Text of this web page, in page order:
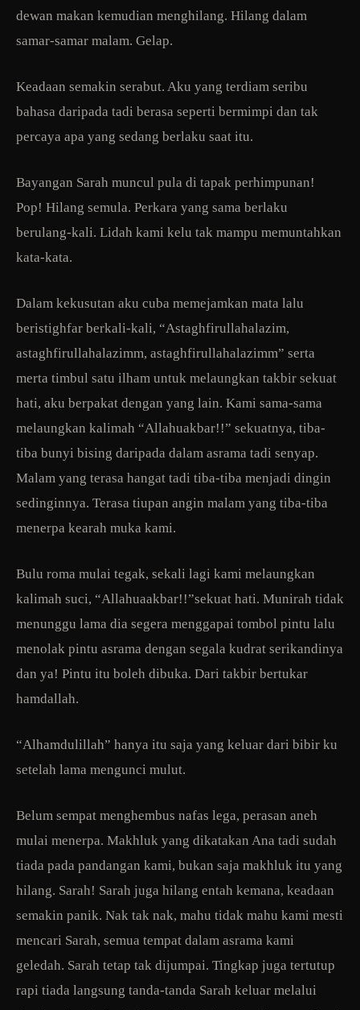
dewan makan kemudian menghilang. Hilang dalam
samar-samar malam. Gelap.
Keadaan semakin serabut. Aku yang terdiam seribu
bahasa daripada tadi berasa seperti bermimpi dan tak
percaya apa yang sedang berlaku saat itu.
Bayangan Sarah muncul pula di tapak perhimpunan!
Pop! Hilang semula. Perkara yang sama berlaku
berulang-kali. Lidah kami kelu tak mampu memuntahkan
kata-kata.
Dalam kekusutan aku cuba memejamkan mata lalu
beristighfar berkali-kali, “Astaghfirullahalazim,
astaghfirullahalazimm, astaghfirullahalazimm” serta
merta timbul satu ilham untuk melaungkan takbir sekuat
hati, aku berpakat dengan yang lain. Kami sama-sama
melaungkan kalimah “Allahuakbar!!” sekuatnya, tiba-
tiba bunyi bising daripada dalam asrama tadi senyap.
Malam yang terasa hangat tadi tiba-tiba menjadi dingin
sedinginnya. Terasa tiupan angin malam yang tiba-tiba
menerpa kearah muka kami.
Bulu roma mulai tegak, sekali lagi kami melaungkan
kalimah suci, “Allahuaakbar!!”sekuat hati. Munirah tidak
menunggu lama dia segera menggapai tombol pintu lalu
menolak pintu asrama dengan segala kudrat serikandinya
dan ya! Pintu itu boleh dibuka. Dari takbir bertukar
hamdallah.
“Alhamdulillah” hanya itu saja yang keluar dari bibir ku
setelah lama mengunci mulut.
Belum sempat menghembus nafas lega, perasan aneh
mulai menerpa. Makhluk yang dikatakan Ana tadi sudah
tiada pada pandangan kami, bukan saja makhluk itu yang
hilang. Sarah! Sarah juga hilang entah kemana, keadaan
semakin panik. Nak tak nak, mahu tidak mahu kami mesti
mencari Sarah, semua tempat dalam asrama kami
geledah. Sarah tetap tak dijumpai. Tingkap juga tertutup
rapi tiada langsung tanda-tanda Sarah keluar melalui